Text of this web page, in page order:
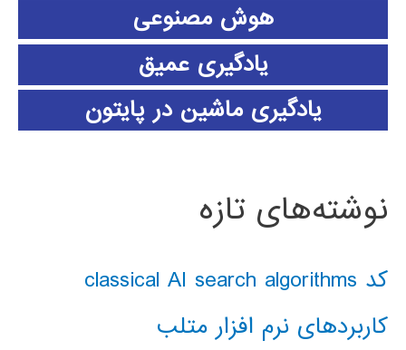
هوش مصنوعی
یادگیری عمیق
یادگیری ماشین در پایتون
نوشته‌های تازه
کد classical AI search algorithms
کاربردهای نرم افزار متلب